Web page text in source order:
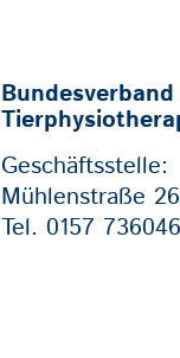
Geschäftsstelle:
Mühlenstraße
Tel. 0157